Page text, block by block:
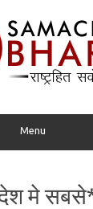
Menu
मे